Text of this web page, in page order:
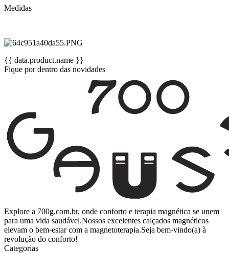
Medidas
{{ data.product.name }}
Fique por dentro das novidades
Explore a 700g.com.br, onde conforto e terapia magnética se unem
para uma vida saudável.Nossos excelentes calçados magnéticos
elevam o bem-estar com a magnetoterapia.Seja bem-vindo(a) à
revolução do conforto!
Categorias